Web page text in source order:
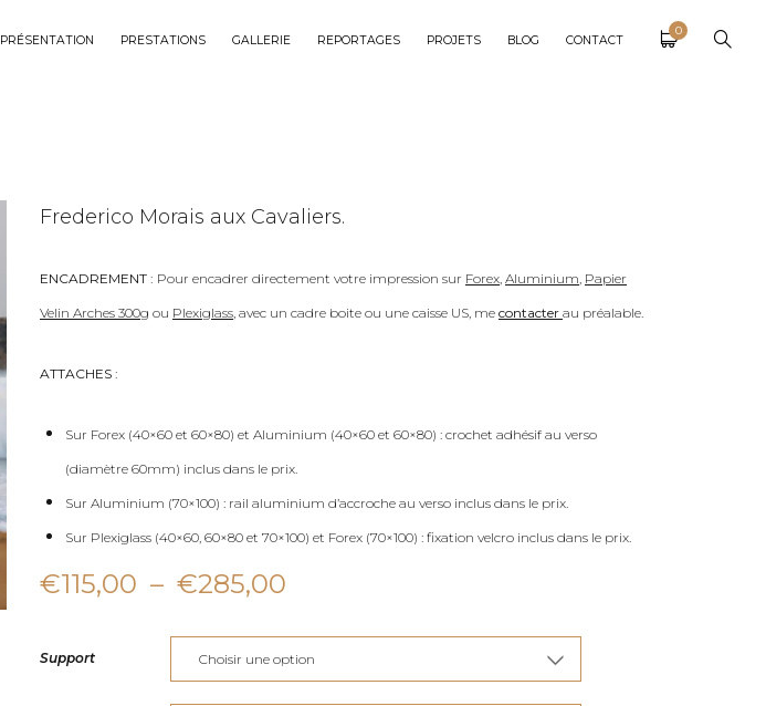
PRÉSENTATION PRESTATIONS GALLERIE REPORTAGES PROJETS BLOG CONTACT
0
Frederico Morais aux Cavaliers.
ENCADREMENT : Pour encadrer directement votre impression sur Forex, Aluminium, Papier
Velin Arches 300g ou Plexiglass, avec un cadre boite ou une caisse US, me contacter au préalable.
ATTACHES :
Sur Forex (40×60 et 60×80) et Aluminium (40×60 et 60×80) : crochet adhésif au verso
(diamètre 60mm) inclus dans le prix.
Sur Aluminium (70×100) : rail aluminium d’accroche au verso inclus dans le prix.
Sur Plexiglass (40×60, 60×80 et 70×100) et Forex (70×100) : fixation velcro inclus dans le prix.
€115,00 – €285,00
prix :
Support